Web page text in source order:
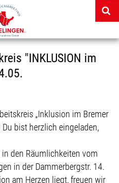
"INKLUSION im
„Inklusion im Bremer
Du bist herzlich eingeladen,
in den Räumlichkeiten vom
in der Dammerbergstr. 14.
am Herzen liegt, freuen wir